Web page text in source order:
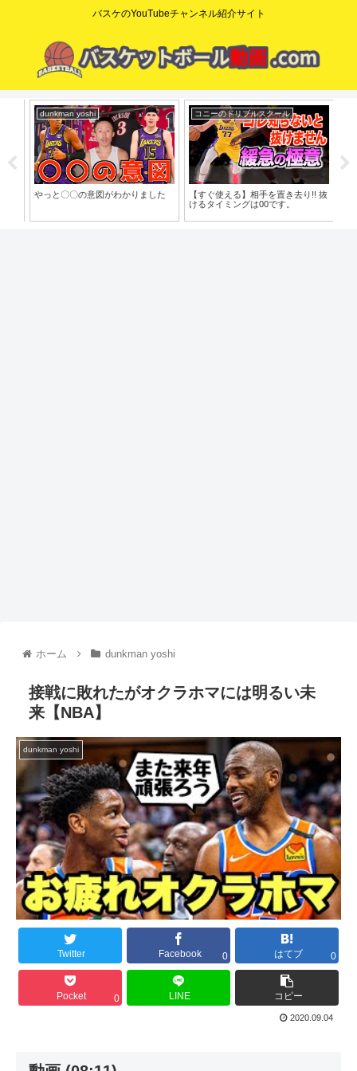
バスケのYouTubeチャンネル紹介サイト
dunkman yoshi
やっと〇〇の意図がわかりました
コニーのドリブルスクール
【すぐ使える】相手を置き去り!! 抜
けるタイミングは00です。
ホーム dunkman yoshi
接戦に敗れたがオクラホマには明るい未
来【NBA】
dunkman yoshi
Twitter Facebook 0 はてブ 0
Pocket 0 LINE コピー
2020.09.04